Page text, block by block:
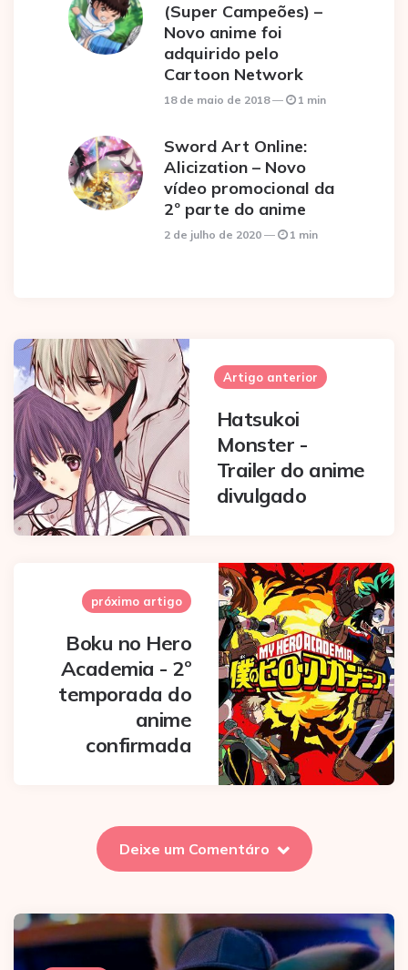
(Super Campeões) –
Novo anime foi
adquirido pelo
Cartoon Network
18 de maio de 2018 1 min
Sword Art Online:
Alicization – Novo
vídeo promocional da
2º parte do anime
2 de julho de 2020 1 min
Post
navigation
Artigo anterior
Hatsukoi
Monster -
Trailer do anime
divulgado
próximo artigo
Boku no Hero
Academia - 2º
temporada do
anime
confirmada
Deixe um Comentáro